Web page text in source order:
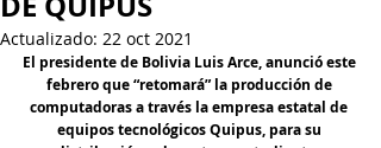
Actualizado: 22 oct 2021
El presidente de Bolivia Luis Arce, anunció este
febrero que “retomará” la producción de
computadoras a través la empresa estatal de
equipos tecnológicos Quipus, para su